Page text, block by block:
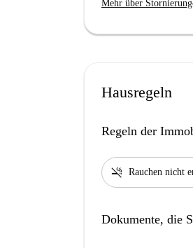
Mehr über
Hausregeln
Regeln der
smoke_free Rauchen nicht
Dokumente, die